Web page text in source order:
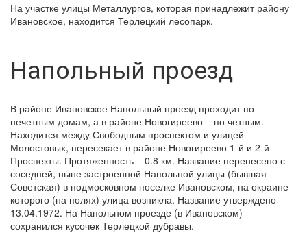
На участке улицы Металлургов, которая принадлежит району
Ивановское, находится Терлецкий лесопарк.
Напольный проезд
В районе Ивановское Напольный проезд проходит по
нечетным домам, а в районе Новогиреево – по четным.
Находится между Свободным проспектом и улицей
Молостовых, пересекает в районе Новогиреево 1-й и 2-й
Проспекты. Протяженность – 0.8 км. Название перенесено с
соседней, ныне застроенной Напольной улицы (бывшая
Советская) в подмосковном поселке Ивановском, на окраине
которого (на полях) улица возникла. Название утверждено
13.04.1972. На Напольном проезде (в Ивановском)
сохранился кусочек Терлецкой дубравы.